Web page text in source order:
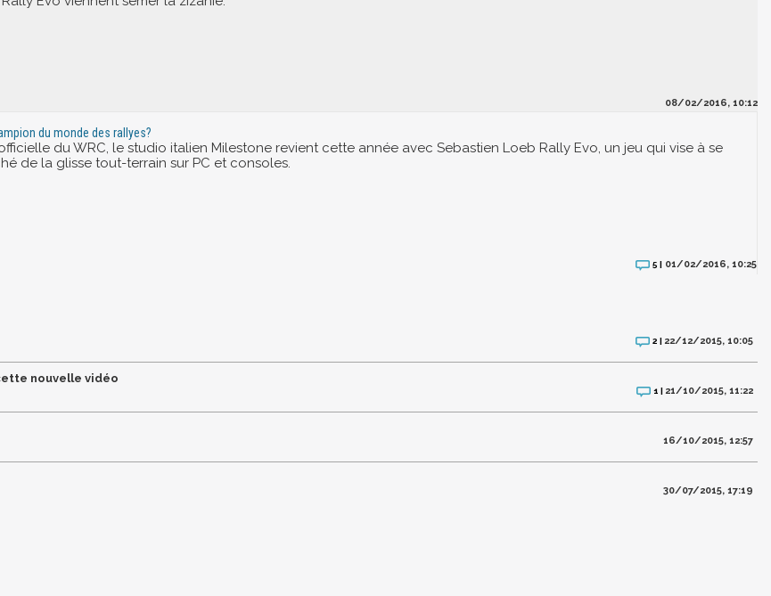
08/02/2016, 10:12
du monde des rallyes?
du WRC, le studio italien Milestone revient cette année avec Sebastien Loeb Rally Evo, un jeu qui vise à se
de la glisse tout-terrain sur PC et consoles.
5 | 01/02/2016, 10:25
2 | 22/12/2015, 10:05
nouvelle vidéo
1 | 21/10/2015, 11:22
16/10/2015, 12:57
30/07/2015, 17:19